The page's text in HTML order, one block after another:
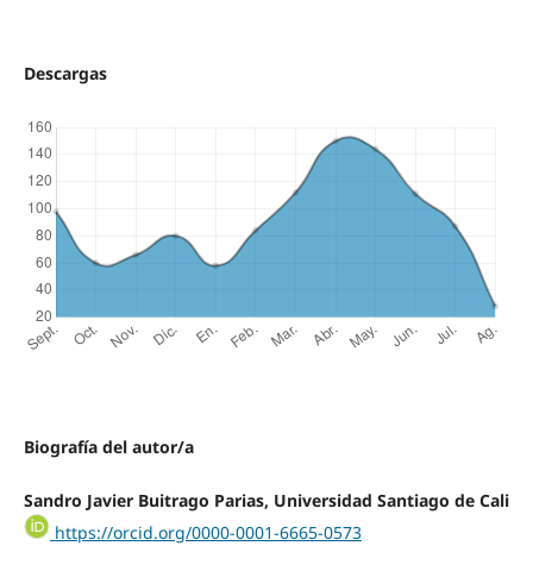
Descargas
Biografía del autor/a
Sandro Javier Buitrago Parias, Universidad Santiago de Cali
https://orcid.org/0000-0001-6665-0573